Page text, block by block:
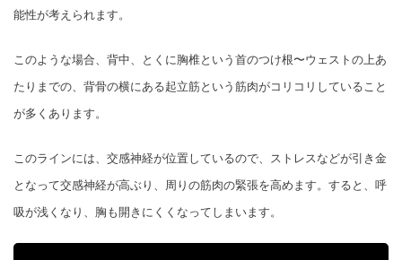
能性が考えられます。
このような場合、背中、とくに胸椎という首のつけ根〜ウェストの上あ
たりまでの、背骨の横にある起立筋という筋肉がコリコリしていること
が多くあります。
このラインには、交感神経が位置しているので、ストレスなどが引き金
となって交感神経が高ぶり、周りの筋肉の緊張を高めます。すると、呼
吸が浅くなり、胸も開きにくくなってしまいます。